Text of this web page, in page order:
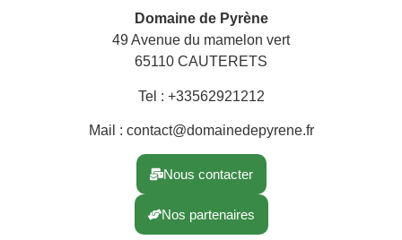
Domaine de Pyrène
49 Avenue du mamelon vert
65110 CAUTERETS
Tel : +33562921212
Mail : contact@domainedepyrene.fr
Nous contacter
Nos partenaires